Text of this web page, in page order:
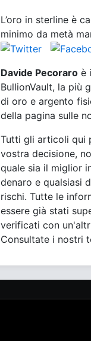
L’oro in sterline è
minimo da metà
Davide Pecoraro è
BullionVault, la più
di oro e argento
della pagina sulle
Tutti gli articoli qui
vostra decisione,
quale sia il miglior
denaro e qualsiasi
rischi. Tutte le
essere già stati
verificati con
Consultate i nostri